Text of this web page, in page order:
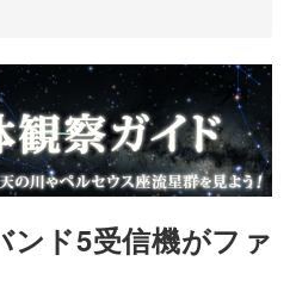
ンド5受信機がファ